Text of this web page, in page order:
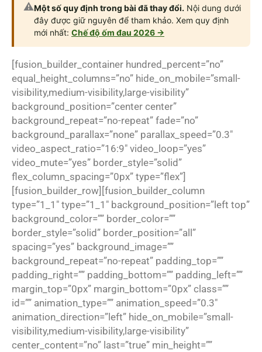
⚠️Một số quy định trong bài đã thay đổi. Nội dung dưới
đây được giữ nguyên để tham khảo. Xem quy định
mới nhất: Chế độ ốm đau 2026 →
[fusion_builder_container hundred_percent=”no”
equal_height_columns=”no” hide_on_mobile=”small-
visibility,medium-visibility,large-visibility”
background_position=”center center”
background_repeat=”no-repeat” fade=”no”
background_parallax=”none” parallax_speed=”0.3″
video_aspect_ratio=”16:9″ video_loop=”yes”
video_mute=”yes” border_style=”solid”
flex_column_spacing=”0px” type=”flex”]
[fusion_builder_row][fusion_builder_column
type=”1_1″ type=”1_1″ background_position=”left top”
background_color=”” border_color=””
border_style=”solid” border_position=”all”
spacing=”yes” background_image=””
background_repeat=”no-repeat” padding_top=””
padding_right=”” padding_bottom=”” padding_left=””
margin_top=”0px” margin_bottom=”0px” class=””
id=”” animation_type=”” animation_speed=”0.3″
animation_direction=”left” hide_on_mobile=”small-
visibility,medium-visibility,large-visibility”
center_content=”no” last=”true” min_height=””